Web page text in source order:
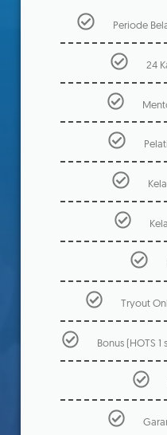
Periode
24
Tryout
Bonus (HOTS 1